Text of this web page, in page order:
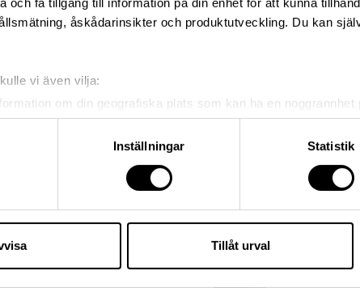
åskådarinsikter och produktutveckling. Du kan
vi även vilja:
om din geografiska plats som kan ha en noggrannhet
enhet genom att aktivt skanna den för specifika
hur dina personliga uppgifter behandlas och ställ in dina
samtycke när som helst från cookie-förklaringen.
vår trafik. Vi vidarebefordrar även sådana
och annons- och analysföretag som vi samarbetar med.
Inställningar Statistik
Tillåt urval
String
950,00 kr